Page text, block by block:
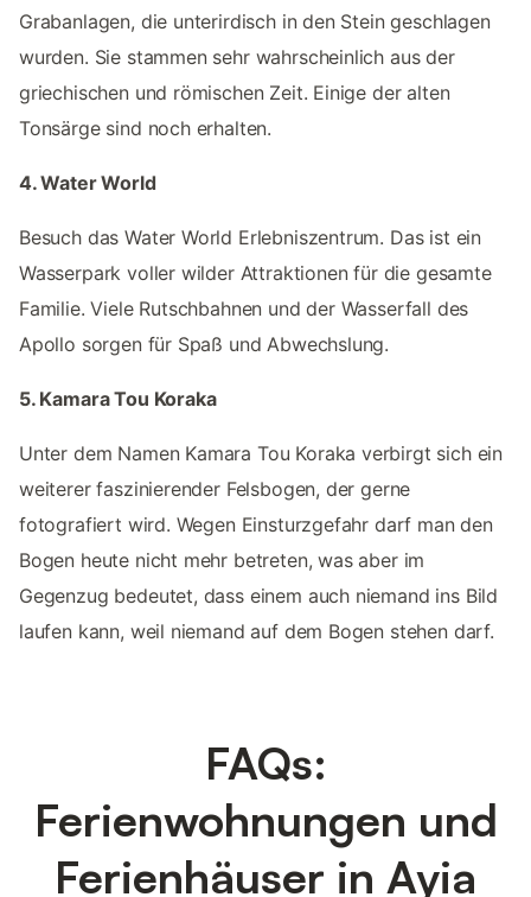
Grabanlagen, die unterirdisch in den Stein geschlagen
wurden. Sie stammen sehr wahrscheinlich aus der
griechischen und römischen Zeit. Einige der alten
Tonsärge sind noch erhalten.
4. Water World
Besuch das Water World Erlebniszentrum. Das ist ein
Wasserpark voller wilder Attraktionen für die gesamte
Familie. Viele Rutschbahnen und der Wasserfall des
Apollo sorgen für Spaß und Abwechslung.
5. Kamara Tou Koraka
Unter dem Namen Kamara Tou Koraka verbirgt sich ein
weiterer faszinierender Felsbogen, der gerne
fotografiert wird. Wegen Einsturzgefahr darf man den
Bogen heute nicht mehr betreten, was aber im
Gegenzug bedeutet, dass einem auch niemand ins Bild
laufen kann, weil niemand auf dem Bogen stehen darf.
FAQs:
Ferienwohnungen und
Ferienhäuser in Ayia